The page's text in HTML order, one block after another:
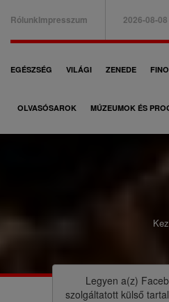
B
a
e
m
n
RólunkImpresszum 2026-08-
F
ő
g
i
EGÉSZSÉG VILÁGI ZENEDE
OLVASÓSAROK MÚZEUMOK ÉS
M
o Legyen a(z)
szolgáltatott külső